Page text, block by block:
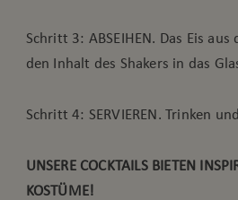
Schritt 3: ABSEIHEN. Das Eis
den Inhalt des Shakers in das
Schritt 4: SERVIEREN. Trinken
UNSERE COCKTAILS BIETEN
KOSTÜME!